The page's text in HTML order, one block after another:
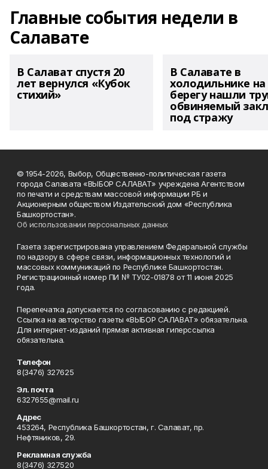
Главные события недели в
Салавате
В Салават спустя 20
лет вернулся «Кубок
стихий»
В Салавате в
холодильнике на
берегу нашли
обвиняемый
под стражу
© 1954-2026, Выбор, Общественно-политическая газета
города Салавата «ВЫБОР САЛАВАТ» учреждена Агентством
по печати и средствам массовой информации РБ и
Акционерным обществом Издательский дом «Республика
Башкортостан».
Об использовании персональных данных
Газета зарегистрирована управлением Федеральной службы
по надзору в сфере связи, информационных технологий и
массовых коммуникаций по Республике Башкортостан.
Регистрационный номер ПИ № ТУ02-01878 от 11 июня 2025
года.
Перепечатка допускается по согласованию с редакцией.
Ссылка на авторство газеты «ВЫБОР САЛАВАТ» обязательна.
Для интернет-изданий прямая активная гиперссылка
обязательна.
Телефон
8(3476) 327625
Эл. почта
6327655@mail.ru
Адрес
453264, Республика Башкортостан, г. Салават, пр.
Нефтяников, 29.
Рекламная служба
8(3476) 327520